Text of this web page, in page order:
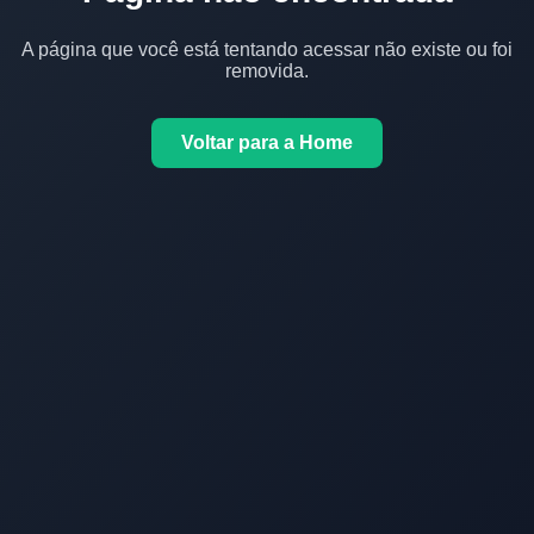
A página que você está tentando acessar não existe ou foi
removida.
Voltar para a Home